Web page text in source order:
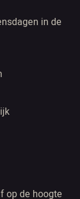
in de
op de hoogte